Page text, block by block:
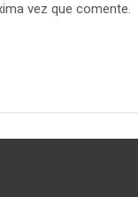
vez que comente.